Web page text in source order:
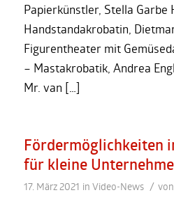
Papierkünstler, Stella Garbe
Handstandakrobatin,
Figurentheater mit
– Mastakrobatik, Andrea
Mr. van […]
Fördermöglichkeiten
für kleine
17. März 2021 in Video-News / von